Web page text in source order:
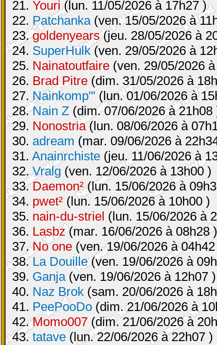
21. Youri(lun. 11/05/2026 à 17h27 )
22. Patchanka(ven. 15/05/2026 à
23.goldenyears(jeu. 28/05/2026 à
24. SuperHulk (ven. 29/05/2026 à
25. Nainatoutfaire (ven. 29/05/2026
26. Brad Pitre (dim. 31/05/2026 à
27. Nainkomp"' (lun. 01/06/2026 à
28.Nain Z (dim. 07/06/2026 à 21h08
29. Nonostria(lun. 08/06/2026 à
30. adream (mar. 09/06/2026 à
31. Anainrchiste (jeu. 11/06/2026 à
32.Vralg (ven. 12/06/2026 à 13h00 )
33.Daemon²(lun. 15/06/2026 à
34. pwet² (lun. 15/06/2026 à 10h00 )
35. nain-du-striel (lun. 15/06/2026 à
36. Lasbz(mar. 16/06/2026 à 08h28 )
37.No one (ven. 19/06/2026 à
38. La Douille(ven. 19/06/2026 à
39. Ganja(ven. 19/06/2026 à 12h07 )
40. Naz Brok (sam. 20/06/2026 à
41. PeePooDo (dim. 21/06/2026 à
42.Momo007 (dim. 21/06/2026 à
43. tatave (lun. 22/06/2026 à 22h07 )